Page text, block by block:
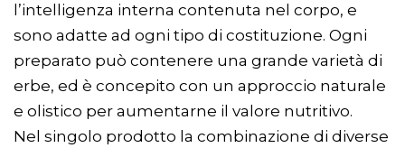
l’intelligenza interna contenuta nel corpo, e
sono adatte ad ogni tipo di costituzione. Ogni
preparato può contenere una grande varietà di
erbe, ed è concepito con un approccio naturale
e olistico per aumentarne il valore nutritivo.
Nel singolo prodotto la combinazione di diverse